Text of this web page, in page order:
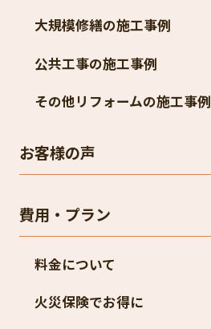
大規模修繕の施工事例
公共工事の施工事例
その他リフォームの施工事例
お客様の声
費用・プラン
料金について
火災保険でお得に